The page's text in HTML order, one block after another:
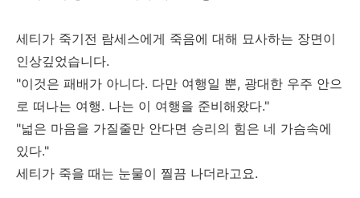
세티가 죽기전 람세스에게 죽음에 대해 묘사하는 장면이
인상깊었습니다.
"이것은 패배가 아니다. 다만 여행일 뿐, 광대한 우주 안으
로 떠나는 여행. 나는 이 여행을 준비해왔다."
"넓은 마음을 가질줄만 안다면 승리의 힘은 네 가슴속에
있다."
세티가 죽을 때는 눈물이 찔끔 나더라고요.